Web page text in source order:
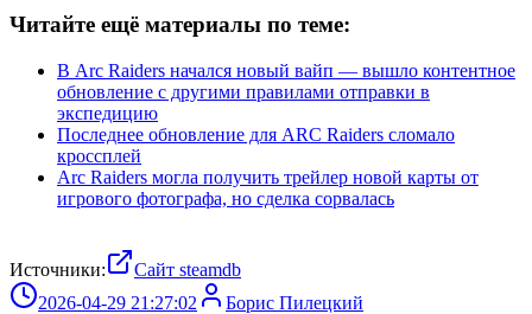
Читайте ещё материалы по теме:
В Arc Raiders начался новый вайп — вышло контентное
обновление с другими правилами отправки в
экспедицию
Последнее обновление для ARC Raiders сломало
кроссплей
Arc Raiders могла получить трейлер новой карты от
игрового фотографа, но сделка сорвалась
Источники:
Сайт steamdb
2026-04-29 21:27:02
Борис Пилецкий